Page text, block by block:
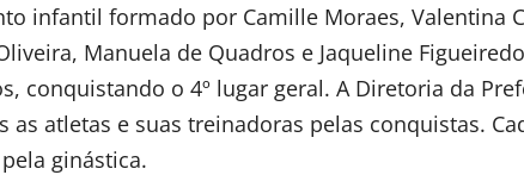
infantil formado por Camille Moraes, Valentina
Manuela de Quadros e Jaqueline
conquistando o 4º lugar geral. A Diretoria da
as atletas e suas treinadoras pelas conquistas.
ginástica.